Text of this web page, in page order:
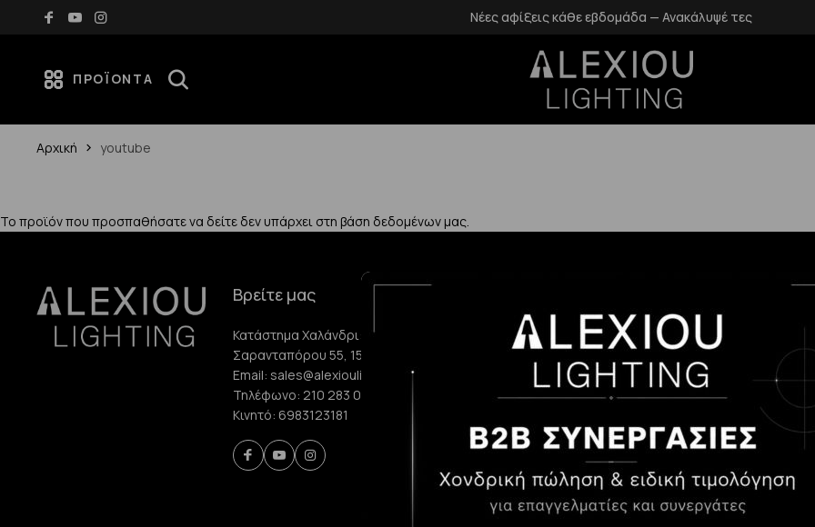
Δωρεάν μεταφορικά για αγορές άνω των 70€ Νέες αφίξεις κάθε εβδομάδα — Ανακάλυψέ τες
ΠΡΟΪΌΝΤΑ
Αρχική youtube
Το προϊόν που προσπαθήσατε να δείτε δεν υπάρχει στη βάση δεδομένων μας.
Βρείτε μας
Κατάστημα Χαλάνδρι:
Σαρανταπόρου 55, 15232, Χαλάνδρι
Email: sales@alexioulighting.gr
Τηλέφωνο: 210 283 0072
Κινητό: 6983123181
Η Εταιρεία μας
Επικοινωνία
Blog
Τρόποι Παραγγελίας
Τρόποι Αποστολής και
κόστος
Επιστροφές
Προστασία
Δεδομένων
Όροι χρήσης
Cookies
Consent